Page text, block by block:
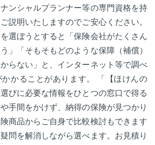
ンシャルプランナー等の専門資格を持
説明いたしますのでご安心ください。
選ぼうとすると「保険会社がたくさん
」「そもそもどのような保障（補償）
らない」と、インターネット等で調べ
かることがあります。 「【ほけんの
びに必要な情報をひとつの窓口で得る
手間をかけず、納得の保険が見つかり
商品からご自身で比較検討もできます
問を解消しながら選べます。お見積り